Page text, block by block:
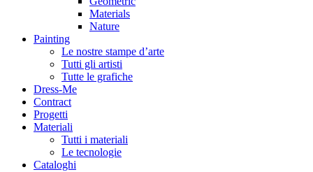
Materials
Nature
Painting
Le nostre stampe d’arte
Tutti gli artisti
Tutte le grafiche
Dress-Me
Contract
Progetti
Materiali
Tutti i materiali
Le tecnologie
Cataloghi